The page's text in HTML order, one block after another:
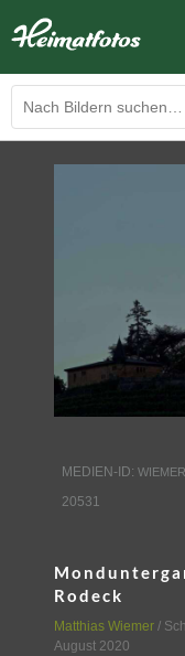
LED-
WIR
MEDIEN-ID:
20531
Rodeck
Matthias Wiemer /
August 2020